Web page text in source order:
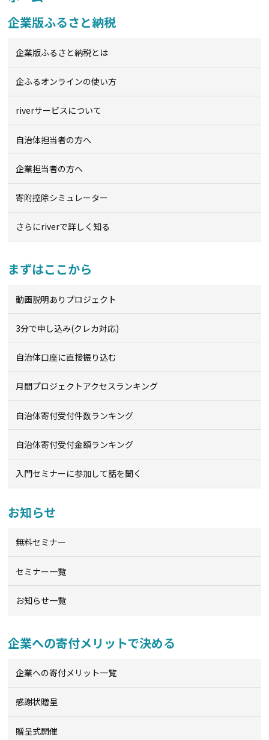
企業版ふるさと納税
企業版ふるさと納税とは
企ふるオンラインの使い方
riverサービスについて
自治体担当者の方へ
企業担当者の方へ
寄附控除シミュレーター
さらにriverで詳しく知る
まずはここから
動画説明ありプロジェクト
3分で申し込み(クレカ対応)
自治体口座に直接振り込む
月間プロジェクトアクセスランキング
自治体寄付受付件数ランキング
自治体寄付受付金額ランキング
入門セミナーに参加して話を聞く
お知らせ
無料セミナー
セミナー一覧
お知らせ一覧
企業への寄付メリットで決める
企業への寄付メリット一覧
感謝状贈呈
贈呈式開催